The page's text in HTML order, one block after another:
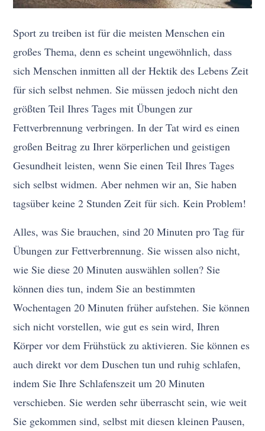
Sport zu treiben ist für die meisten Menschen ein
großes Thema, denn es scheint ungewöhnlich, dass
sich Menschen inmitten all der Hektik des Lebens Zeit
für sich selbst nehmen. Sie müssen jedoch nicht den
größten Teil Ihres Tages mit Übungen zur
Fettverbrennung verbringen. In der Tat wird es einen
großen Beitrag zu Ihrer körperlichen und geistigen
Gesundheit leisten, wenn Sie einen Teil Ihres Tages
sich selbst widmen. Aber nehmen wir an, Sie haben
tagsüber keine 2 Stunden Zeit für sich. Kein Problem!
Alles, was Sie brauchen, sind 20 Minuten pro Tag für
Übungen zur Fettverbrennung. Sie wissen also nicht,
wie Sie diese 20 Minuten auswählen sollen? Sie
können dies tun, indem Sie an bestimmten
Wochentagen 20 Minuten früher aufstehen. Sie können
sich nicht vorstellen, wie gut es sein wird, Ihren
Körper vor dem Frühstück zu aktivieren. Sie können es
auch direkt vor dem Duschen tun und ruhig schlafen,
indem Sie Ihre Schlafenszeit um 20 Minuten
verschieben. Sie werden sehr überrascht sein, wie weit
Sie gekommen sind, selbst mit diesen kleinen Pausen,